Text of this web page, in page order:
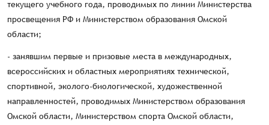
текущего учебного года, проводимых по линии Министерства
просвещения РФ и Министерством образования Омской
области;
- занявшим первые и призовые места в международных,
всероссийских и областных мероприятиях технической,
спортивной, эколого-биологической, художественной
направленностей, проводимых Министерством образования
Омской области, Министерством спорта Омской области,